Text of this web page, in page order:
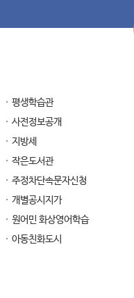
평생학습관
사전정보공개
지방세
작은도서관
주정차단속문자신청
개별공시지가
원어민 화상영어학습
아동친화도시